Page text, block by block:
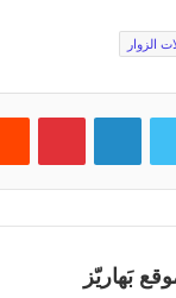
الزوار
تويتر لينكدإن بينتيريست
بَهاريّز